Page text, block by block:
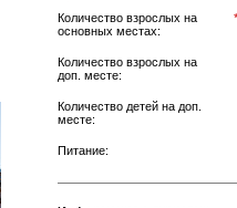
Количество взрослых на
основных местах:
*
Количество взрослых на
доп. месте:
Количество детей на доп.
месте:
Питание: